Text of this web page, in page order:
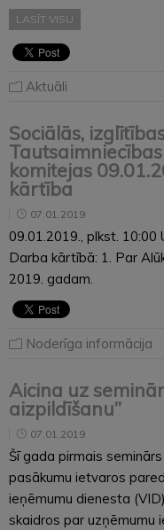
LASĪT VISU
Aktuāli
Sociālās,
komitejas
kārtība
07.01.2019
09.01.2019., plkst. 10:00
Darba kārtībā: 1. Par
2019. gadam.
Noderīga informācija
Aicina uz
aizpildīšanu”
07.01.2019
Šī gada pirmais
pasākumu ietvaros
ieņēmumu dienesta
skaidros par uzņēmumu